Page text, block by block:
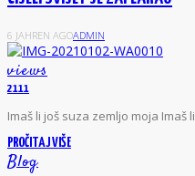
6 JAHREN AGOADMIN
views
2111
Imaš li još suza zemljo moja Imaš li
PROČITAJ VIŠE
Blog